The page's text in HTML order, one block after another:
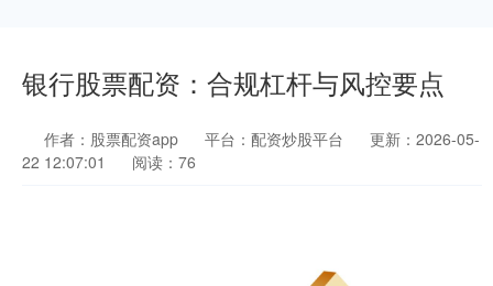
银行股票配资：合规杠杆与风控要点
作者：股票配资app 平台：配资炒股平台
更新：2026-05-
22 12:07:01
阅读：76